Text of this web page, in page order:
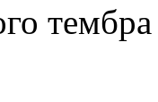
тембра